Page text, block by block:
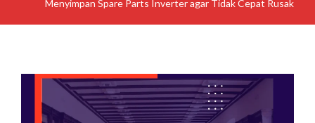
Menyimpan Spare Parts Inverter agar Tidak Cepat Rusak